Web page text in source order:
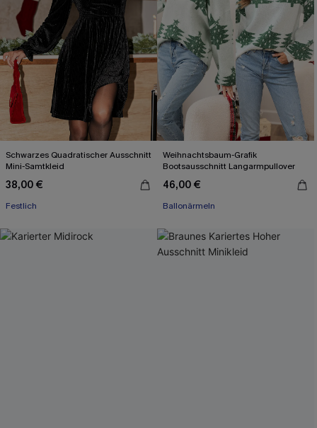
Schwarzes Quadratischer Ausschnitt
Mini-Samtkleid
38,00 €
Festlich
Weihnachtsbaum-Grafik
Bootsausschnitt Langarmpullover
46,00 €
Ballonärmeln